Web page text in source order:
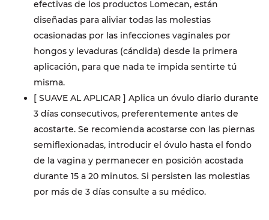
efectivas de los productos Lomecan, están
diseñadas para aliviar todas las molestias
ocasionadas por las infecciones vaginales por
hongos y levaduras (cándida) desde la primera
aplicación, para que nada te impida sentirte tú
misma.
[ SUAVE AL APLICAR ] Aplica un óvulo diario durante
3 días consecutivos, preferentemente antes de
acostarte. Se recomienda acostarse con las piernas
semiflexionadas, introducir el óvulo hasta el fondo
de la vagina y permanecer en posición acostada
durante 15 a 20 minutos. Si persisten las molestias
por más de 3 días consulte a su médico.